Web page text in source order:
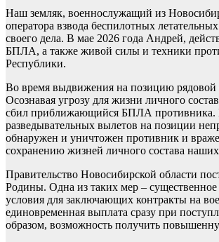
Наш земляк, военнослужащий из
оператора взвода беспилотных
своего дела. В мае 2026 года Андрей,
БПЛА, а также живой силы и техники
Республики.
Во время выдвижения на позицию рядовой
Осознавая угрозу для жизни личного
сбил приближающийся БПЛА противника.
разведывательных вылетов на позиции
обнаружен и уничтожен противник и
сохранению жизней личного состава
Правительство Новосибирской области
Родины. Одна из таких мер –
условия для заключающих контракты на
единовременная выплата сразу при
образом, возможность получить